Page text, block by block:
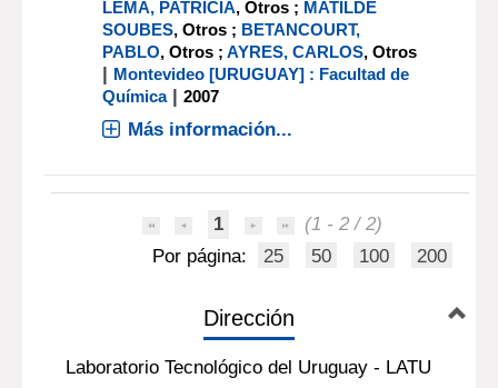
LEMA, PATRICIA, Otros ; MATILDE
SOUBES, Otros ; BETANCOURT,
PABLO, Otros ;AYRES, CARLOS, Otros
| Montevideo [URUGUAY] : Facultad de
Química|2007
Más información...
1
(1 - 2 / 2)
Por página:
25 50 100 200
Dirección
Laboratorio Tecnológico del Uruguay - LATU